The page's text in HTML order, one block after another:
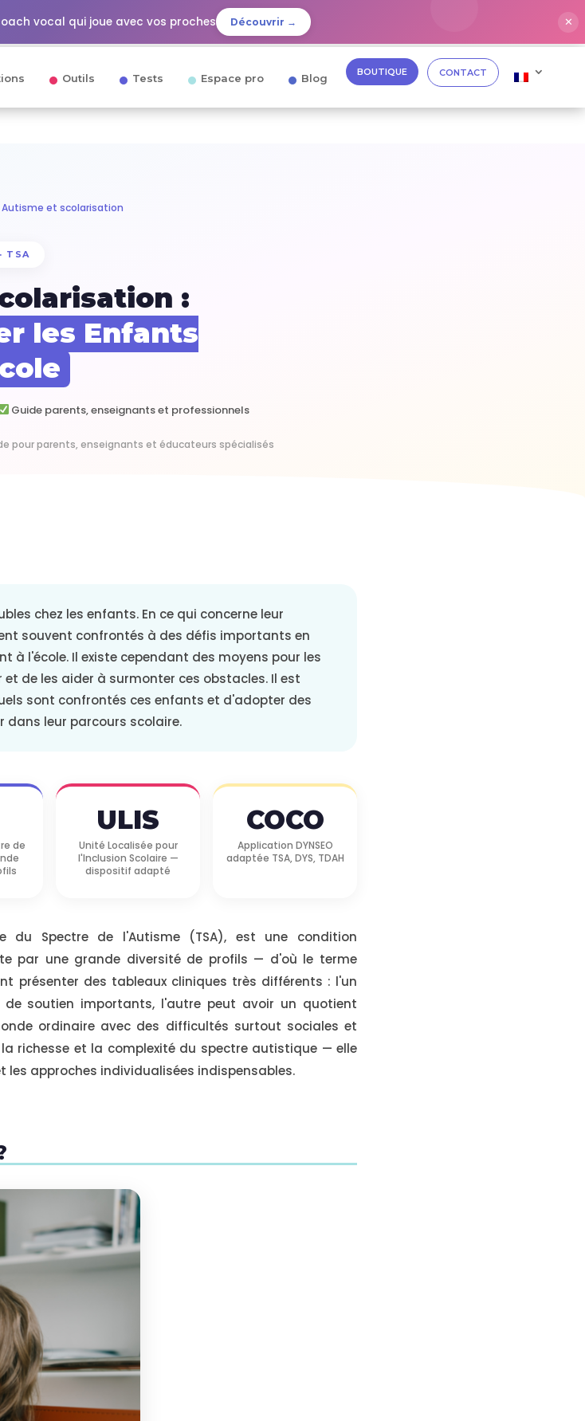
vocal qui joue avec vos proches Découvrir → ✕
Outils Tests Espace pro Blog BOUTIQUE CONTACT
Autisme et scolarisation
TSA
:
les Enfants
Guide parents, enseignants et professionnels
pour parents, enseignants et éducateurs spécialisés
chez les enfants. En ce qui concerne leur
souvent confrontés à des défis importants en
à l'école. Il existe cependant des moyens pour les
de les aider à surmonter ces obstacles. Il est
sont confrontés ces enfants et d'adopter des
leur parcours scolaire.
de
ULIS
Unité Localisée pour
l'Inclusion Scolaire —
dispositif adapté
COCO
Application DYNSEO
adaptée TSA, DYS, TDAH
du Spectre de l'Autisme (TSA), est une condition
par une grande diversité de profils — d'où le terme
présenter des tableaux cliniques très différents : l'un
soutien importants, l'autre peut avoir un quotient
ordinaire avec des difficultés surtout sociales et
richesse et la complexité du spectre autistique — elle
les approches individualisées indispensables.